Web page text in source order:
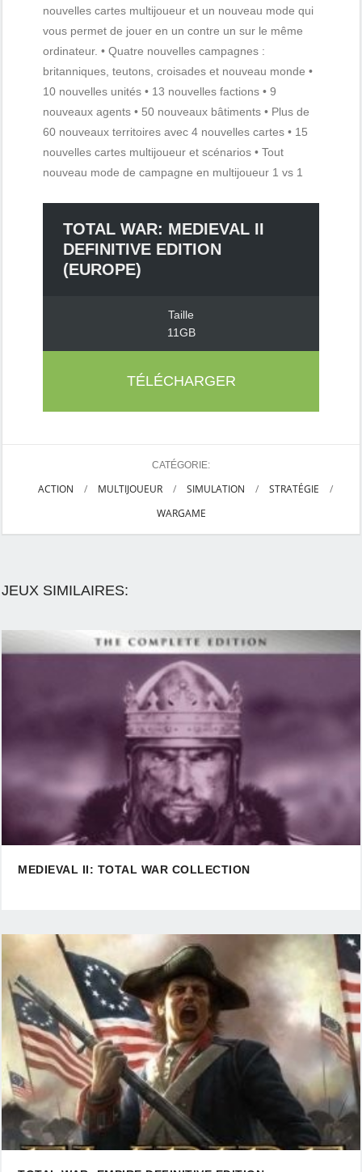
nouvelles cartes multijoueur et un nouveau mode qui
vous permet de jouer en un contre un sur le même
ordinateur. • Quatre nouvelles campagnes :
britanniques, teutons, croisades et nouveau monde •
10 nouvelles unités • 13 nouvelles factions • 9
nouveaux agents • 50 nouveaux bâtiments • Plus de
60 nouveaux territoires avec 4 nouvelles cartes • 15
nouvelles cartes multijoueur et scénarios • Tout
nouveau mode de campagne en multijoueur 1 vs 1
TOTAL WAR: MEDIEVAL II
DEFINITIVE EDITION
(EUROPE)
Taille
11GB
TÉLÉCHARGER
CATÉGORIE:
ACTION / MULTIJOUEUR / SIMULATION / STRATÉGIE
/
WARGAME
JEUX SIMILAIRES:
MEDIEVAL II: TOTAL WAR COLLECTION